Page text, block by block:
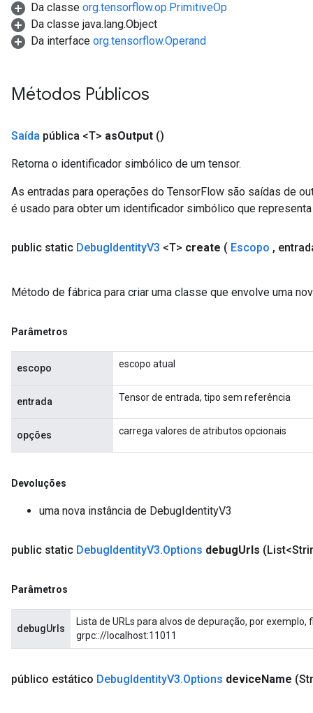
Da classe org.tensorflow.op.PrimitiveOp
Da classe java.lang.Object
Da interface org.tensorflow.Operand
Métodos Públicos
Saída pública <T> asOutput ()
Retorna o identificador simbólico de um tensor.
As entradas para operações do TensorFlow são saídas de
é usado para obter um identificador simbólico que
public static DebugIdentityV3 <T> create ( Escopo ,
Método de fábrica para criar uma classe que envolve uma
Parâmetros
escopo escopo atual
entrada Tensor de entrada, tipo sem referência
opções carrega valores de atributos opcionais
Devoluções
uma nova instância de DebugIdentityV3
public static DebugIdentityV3.Options debugUrls
Parâmetros
debugUrls
Lista de URLs para alvos de depuração, por
grpc:://localhost:11011
público estático DebugIdentityV3.Options deviceName